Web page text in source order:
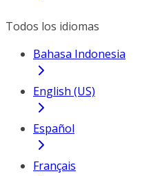
Todos los idiomas
Bahasa Indonesia
English (US)
Español
Français